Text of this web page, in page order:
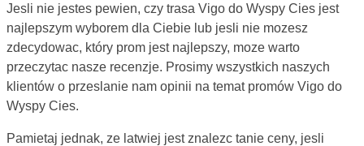
Jesli nie jestes pewien, czy trasa Vigo do Wyspy Cies jest
najlepszym wyborem dla Ciebie lub jesli nie mozesz
zdecydowac, który prom jest najlepszy, moze warto
przeczytac nasze recenzje. Prosimy wszystkich naszych
klientów o przeslanie nam opinii na temat promów Vigo do
Wyspy Cies.
Pamietaj jednak, ze latwiej jest znalezc tanie ceny, jesli